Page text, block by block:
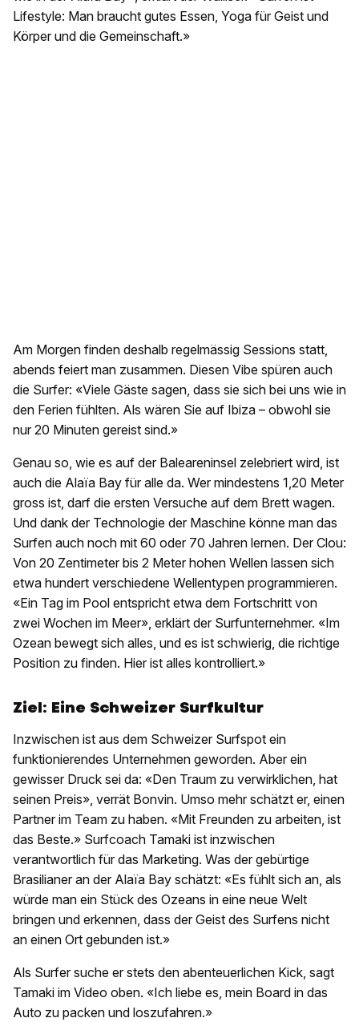
Lifestyle: Man braucht gutes Essen, Yoga für Geist und
Körper und die Gemeinschaft.»
Am Morgen finden deshalb regelmässig Sessions statt,
abends feiert man zusammen. Diesen Vibe spüren auch
die Surfer: «Viele Gäste sagen, dass sie sich bei uns wie in
den Ferien fühlten. Als wären Sie auf Ibiza – obwohl sie
nur 20 Minuten gereist sind.»
Genau so, wie es auf der Baleareninsel zelebriert wird, ist
auch die Alaïa Bay für alle da. Wer mindestens 1,20 Meter
gross ist, darf die ersten Versuche auf dem Brett wagen.
Und dank der Technologie der Maschine könne man das
Surfen auch noch mit 60 oder 70 Jahren lernen. Der Clou:
Von 20 Zentimeter bis 2 Meter hohen Wellen lassen sich
etwa hundert verschiedene Wellentypen programmieren.
«Ein Tag im Pool entspricht etwa dem Fortschritt von
zwei Wochen im Meer», erklärt der Surfunternehmer. «Im
Ozean bewegt sich alles, und es ist schwierig, die richtige
Position zu finden. Hier ist alles kontrolliert.»
Ziel: Eine Schweizer Surfkultur
Inzwischen ist aus dem Schweizer Surfspot ein
funktionierendes Unternehmen geworden. Aber ein
gewisser Druck sei da: «Den Traum zu verwirklichen, hat
seinen Preis», verrät Bonvin. Umso mehr schätzt er, einen
Partner im Team zu haben. «Mit Freunden zu arbeiten, ist
das Beste.» Surfcoach Tamaki ist inzwischen
verantwortlich für das Marketing. Was der gebürtige
Brasilianer an der Alaïa Bay schätzt: «Es fühlt sich an, als
würde man ein Stück des Ozeans in eine neue Welt
bringen und erkennen, dass der Geist des Surfens nicht
an einen Ort gebunden ist.»
Als Surfer suche er stets den abenteuerlichen Kick, sagt
Tamaki im Video oben. «Ich liebe es, mein Board in das
Auto zu packen und loszufahren.»